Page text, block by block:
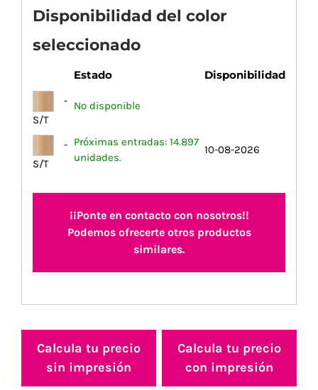
Disponibilidad del color
seleccionado
Estado Disponibilidad
-
S/T
No disponible
-
S/T
Próximas entradas: 14.897
unidades.
10-08-2026
¡¡Ponte en contacto con nosotros!!
Podemos ofrecerte otros productos
similares.
Calcula tu precio
sin impresión
Calcula tu precio
con impresión